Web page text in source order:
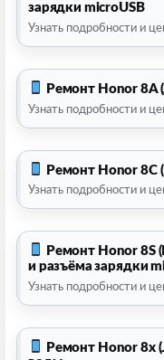
зарядки microUSB
Узнать подробности и
Ремонт Honor 8A
Узнать подробности и
Ремонт Honor 8C
Узнать подробности и
Ремонт Honor 8S
и разъёма зарядки
Узнать подробности и
Ремонт Honor 8x